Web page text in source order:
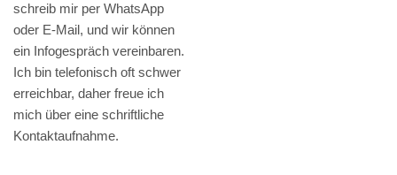
schreib mir per WhatsApp
oder E-Mail, und wir können
ein Infogespräch vereinbaren.
Ich bin telefonisch oft schwer
erreichbar, daher freue ich
mich über eine schriftliche
Kontaktaufnahme.